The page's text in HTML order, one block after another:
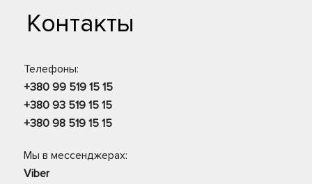
Контакты
Телефоны:
+380 99 519 15 15
+380 93 519 15 15
+380 98 519 15 15
Мы в мессенджерах:
Viber